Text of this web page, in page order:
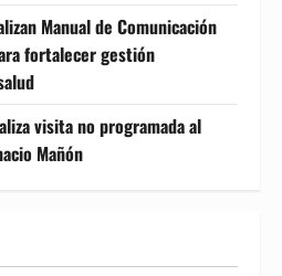
Manual de Comunicación
fortalecer gestión
visita no programada al
Mañón